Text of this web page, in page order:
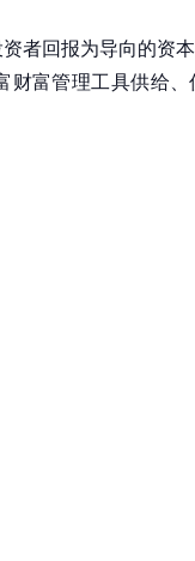
者回报为导向的资
富管理工具供给